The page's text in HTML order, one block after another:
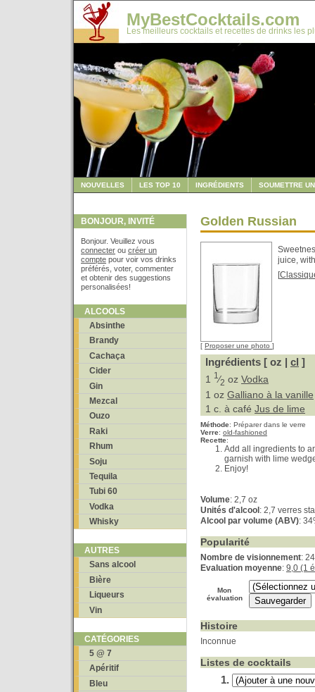
MyBestCocktails.com
Les meilleurs cocktails et recettes de drinks les
NOUVELLES LES TOP 10 INGRÉDIENTS SOUMETTRE
BONJOUR, INVITÉ
Bonjour. Veuillez vous
connecter ou créer un
compte pour voir vos drinks
préférés, voter, commenter
et obtenir des suggestions
personalisées!
ALCOOLS
Absinthe
Brandy
Cachaça
Cider
Gin
Mezcal
Ouzo
Raki
Rhum
Soju
Tequila
Tubi 60
Vodka
Whisky
AUTRES
Sans alcool
Bière
Liqueurs
Vin
CATÉGORIES
5 @ 7
Apéritif
Bleu
Golden Russian
[ Proposer une photo ]
juice,
[
Ingrédients [ oz | cl ]
1 1 ⁄2 oz Vodka
1 oz Galliano à la vanille
1 c. à café Jus de lime
Méthode: Préparer dans le verre
Verre: old-fashioned
Recette:
Add all ingredients to
garnish with lime
Enjoy!
Volume: 2,7 oz
Unités d'alcool : 2,7 verres
Alcool par volume (ABV):
Popularité
Nombre de visionnement:
Evaluation moyenne: 9,0 (1
Mon
évaluation
Histoire
Inconnue
Listes de cocktails